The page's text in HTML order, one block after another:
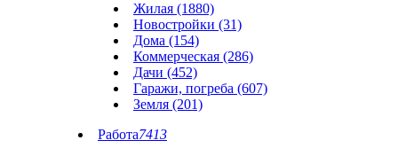
Жилая (1880)
Новостройки (31)
Дома (154)
Коммерческая (286)
Дачи (452)
Гаражи, погреба (607)
Земля (201)
Работа7413